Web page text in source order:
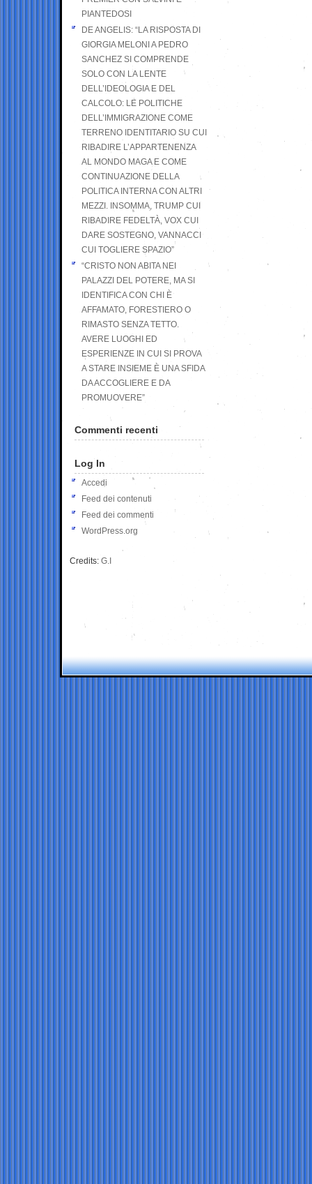
PIANTEDOSI
DE ANGELIS: “LA RISPOSTA DI
GIORGIA MELONI A PEDRO
SANCHEZ SI COMPRENDE
SOLO CON LA LENTE
DELL’IDEOLOGIA E DEL
CALCOLO: LE POLITICHE
DELL’IMMIGRAZIONE COME
TERRENO IDENTITARIO SU CUI
RIBADIRE L’APPARTENENZA
AL MONDO MAGA E COME
CONTINUAZIONE DELLA
POLITICA INTERNA CON ALTRI
MEZZI. INSOMMA, TRUMP CUI
RIBADIRE FEDELTÀ, VOX CUI
DARE SOSTEGNO, VANNACCI
CUI TOGLIERE SPAZIO”
“CRISTO NON ABITA NEI
PALAZZI DEL POTERE, MA SI
IDENTIFICA CON CHI È
AFFAMATO, FORESTIERO O
RIMASTO SENZA TETTO.
AVERE LUOGHI ED
ESPERIENZE IN CUI SI PROVA
A STARE INSIEME È UNA SFIDA
DA ACCOGLIERE E DA
PROMUOVERE”
Commenti recenti
Log In
Accedi
Feed dei contenuti
Feed dei commenti
WordPress.org
Credits: G.I